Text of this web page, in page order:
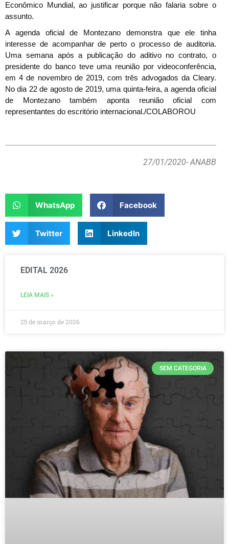
Econômico Mundial, ao justificar porque não falaria sobre o
assunto.
A agenda oficial de Montezano demonstra que ele tinha
interesse de acompanhar de perto o processo de auditoria.
Uma semana após a publicação do aditivo no contrato, o
presidente do banco teve uma reunião por videoconferência,
em 4 de novembro de 2019, com três advogados da Cleary.
No dia 22 de agosto de 2019, uma quinta-feira, a agenda oficial
de Montezano também aponta reunião oficial com
representantes do escritório internacional./COLABOROU
27/01/2020- ANABB
WhatsApp Facebook
Twitter LinkedIn
EDITAL 2026
LEIA MAIS »
25 de março de 2026
SEM CATEGORIA